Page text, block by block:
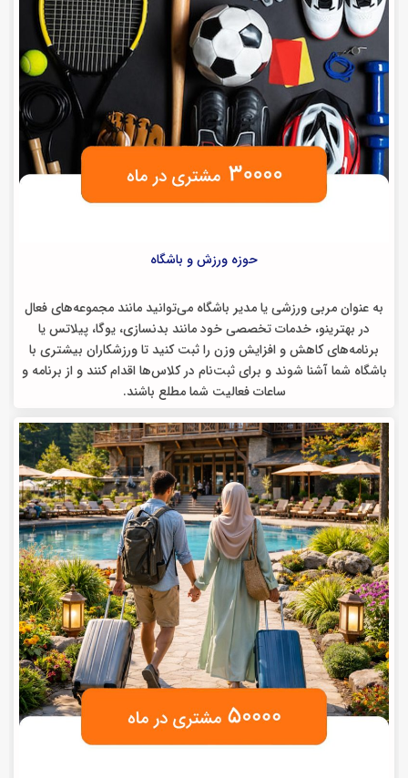
حوزه ورزش و باشگاه
به عنوان مربی ورزشی یا مدیر باشگاه می‌توانید مانند مجموعه‌های فعال
در بهترینو، خدمات تخصصی خود مانند بدنسازی، یوگا، پیلاتس یا
برنامه‌های کاهش و افزایش وزن را ثبت کنید تا ورزشکاران بیشتری با
باشگاه شما آشنا شوند و برای ثبت‌نام در کلاس‌ها اقدام کنند و از برنامه و
ساعات فعالیت شما مطلع باشند.